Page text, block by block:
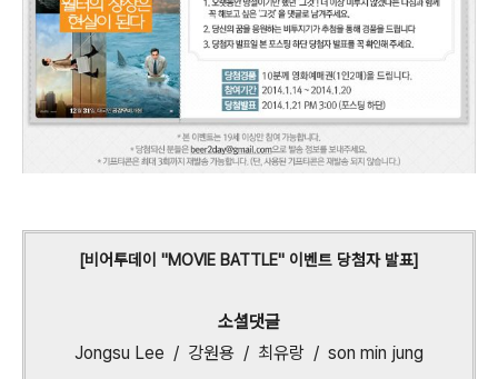
[비어투데이 "MOVIE BATTLE" 이벤트 당첨자 발표]
소셜댓글
Jongsu Lee / 강원용 / 최유랑 / son min jung